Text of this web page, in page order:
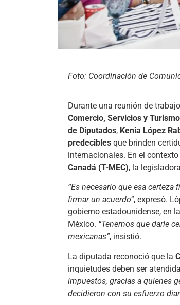
Foto: Coordinación de
Durante una reunión de
Comercio, Servicios y
de Diputados, Kenia López
predecibles que brinden
internacionales. En el
Canadá (T-MEC), la
“Es necesario que esa
firmar un acuerdo”, expresó.
gobierno estadounidense, en
México. “Tenemos que darle
mexicanas”, insistió.
La diputada reconoció que la
inquietudes deben ser
impuestos, gracias a quienes
decidieron con su esfuerzo